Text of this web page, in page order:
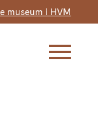
museum i HVM